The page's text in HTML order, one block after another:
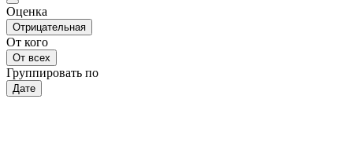
Оценка
Отрицательная
От кого
От всех
Группировать по
Дате